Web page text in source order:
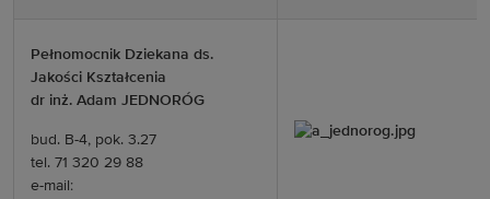
Pełnomocnik Dziekana ds.
Jakości Kształcenia
dr inż. Adam JEDNORÓG
bud. B-4, pok. 3.27
tel. 71 320 29 88
e-mail: